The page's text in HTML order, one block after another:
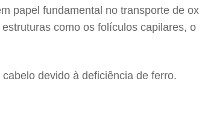
papel fundamental no transporte de
como os folículos capilares,
devido à deficiência de ferro.